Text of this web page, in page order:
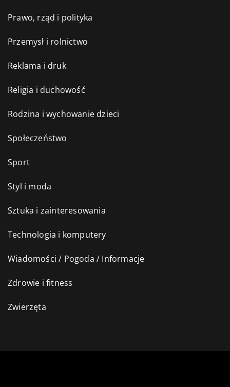
Prawo, rząd i polityka
Przemysł i rolnictwo
Reklama i druk
Religia i duchowość
Rodzina i wychowanie dzieci
Społeczeństwo
Sport
Styl i moda
Sztuka i zainteresowania
Technologia i komputery
Wiadomości / Pogoda / Informacje
Zdrowie i fitness
Zwierzęta